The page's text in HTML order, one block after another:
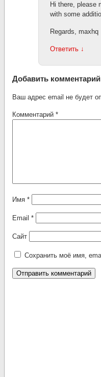
Hi there, please
with some
Regards, maxhq
Ответить ↓
Добавить комментарий
Ваш адрес email не будет
Комментарий *
Имя *
Email *
Сайт
Сохранить моё имя,